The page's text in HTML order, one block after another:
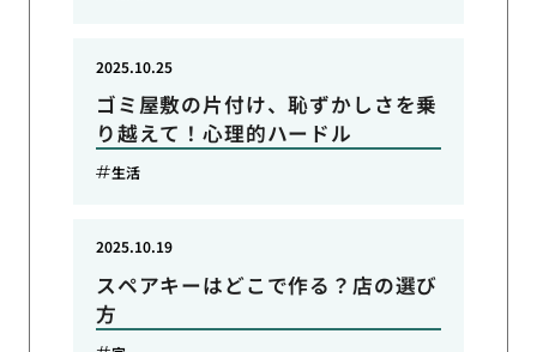
ゴミ屋敷の片付け、恥ずかしさを乗
り越えて！心理的ハードル
2025.10.25
生活
スペアキーはどこで作る？店の選び
方
2025.10.19